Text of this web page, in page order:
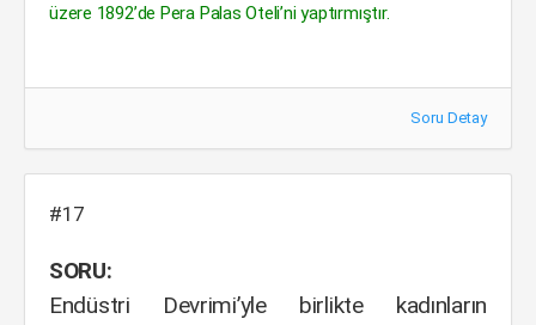
üzere 1892’de Pera Palas Oteli’ni yaptırmıştır.
Soru Detay
#17
SORU:
Endüstri Devrimi’yle birlikte kadınların